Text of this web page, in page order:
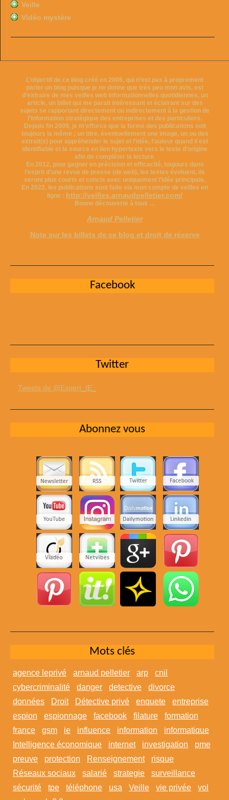
Veille
Vidéo mystère
L’objectif de ce blog créé en 2006, qui n’est pas à proprement
parler un blog puisque je ne donne que très peu mon avis, est
d’extraire de mes veilles web informationnelles quotidiennes, un
article, un billet qui me parait intéressant et éclairant sur des
sujets se rapportant directement ou indirectement à la gestion de
l’information stratégique des entreprises et des particuliers.
Depuis fin 2009, je m’efforce que la forme des publications soit
toujours la même ; un titre, éventuellement une image, un ou des
extrait(s) pour appréhender le sujet et l’idée, l’auteur quand il est
identifiable et la source en lien hypertexte vers le texte d’origine
afin de compléter la lecture.
En 2012, pour gagner en précision et efficacité, toujours dans
l’esprit d’une revue de presse (de web), les textes évoluent, ils
seront plus courts et concis avec uniquement l’idée principale.
En 2022, les publications sont faite via mon compte de veilles en
ligne : http://veilles.arnaudpelletier.com/
Bonne découverte à tous …
Arnaud Pelletier
Note sur les billets de ce blog et droit de réserve
Facebook
Twitter
Tweets de @Expert_IE_
Abonnez vous
Mots clés
agence leprivé arnaud pelletier arp
cnil
cybercriminalité
danger detective
divorce
données
Droit Détective privé enquete
entreprise
espion
espionnage facebook filature
formation
france
gsm ie influence information
informatique
Intelligence économique
internet investigation
pme
preuve
protection Renseignement
risque
Réseaux sociaux
salarié strategie
surveillance
sécurité
tpe téléphone usa Veille vie privée
vol